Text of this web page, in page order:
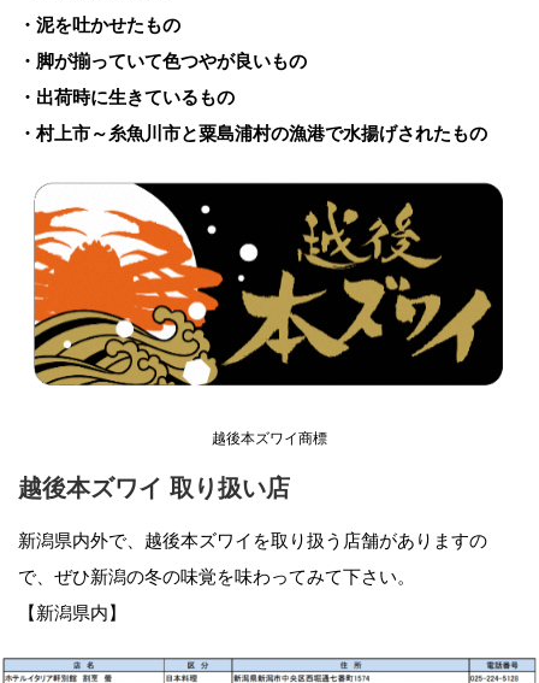
・泥を吐かせたもの
・脚が揃っていて色つやが良いもの
・出荷時に生きているもの
・村上市～糸魚川市と粟島浦村の漁港で水揚げされたもの
越後本ズワイ商標
越後本ズワイ 取り扱い店
新潟県内外で、越後本ズワイを取り扱う店舗がありますの
で、ぜひ新潟の冬の味覚を味わってみて下さい。
【新潟県内】